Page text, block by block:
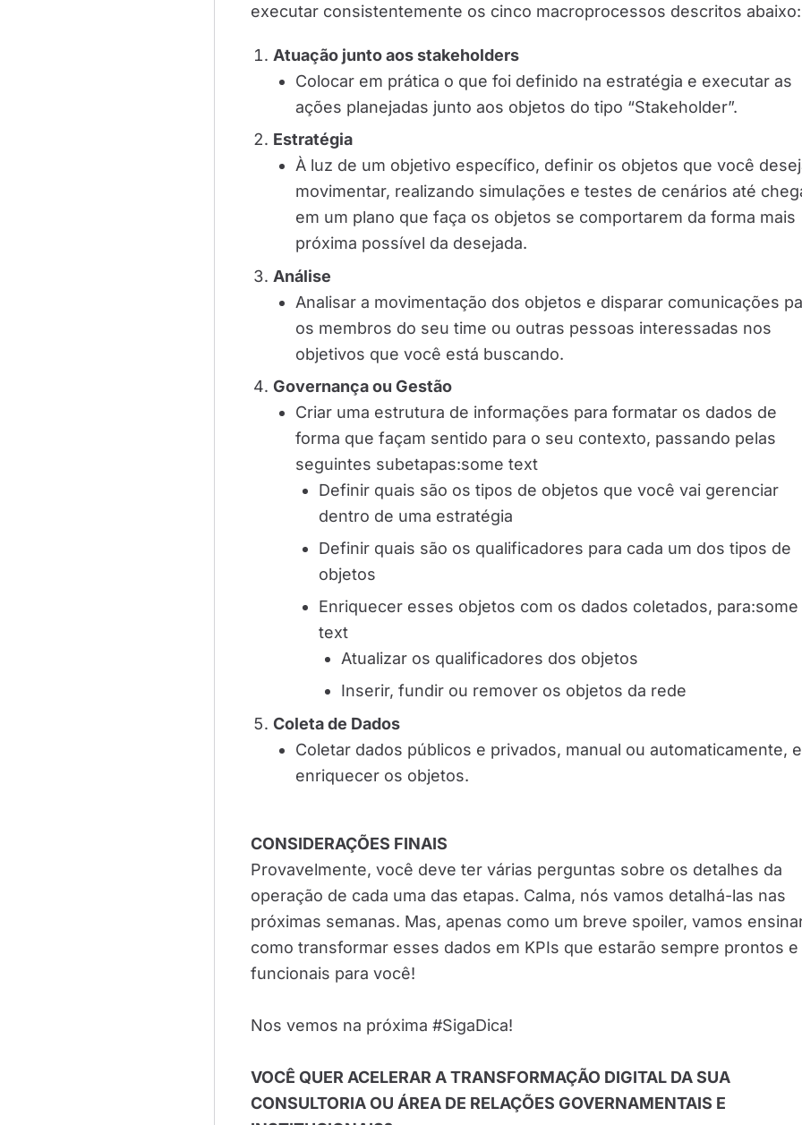
executar consistentemente os cinco macroprocessos descritos abaixo:
Atuação junto aos stakeholders
Colocar em prática o que foi definido na estratégia e executar as
ações planejadas junto aos objetos do tipo “Stakeholder”.
Estratégia
À luz de um objetivo específico, definir os objetos que você
movimentar, realizando simulações e testes de cenários até
em um plano que faça os objetos se comportarem da forma mais
próxima possível da desejada.
Análise
Analisar a movimentação dos objetos e disparar comunicações
os membros do seu time ou outras pessoas interessadas nos
objetivos que você está buscando.
Governança ou Gestão
Criar uma estrutura de informações para formatar os dados de
forma que façam sentido para o seu contexto, passando pelas
seguintes subetapas:some text
Definir quais são os tipos de objetos que você vai gerenciar
dentro de uma estratégia
Definir quais são os qualificadores para cada um dos tipos de
objetos
Enriquecer esses objetos com os dados coletados, para:some
text
Atualizar os qualificadores dos objetos
Inserir, fundir ou remover os objetos da rede
Coleta de Dados
Coletar dados públicos e privados, manual ou automaticamente, e
enriquecer os objetos.
CONSIDERAÇÕES FINAIS
Provavelmente, você deve ter várias perguntas sobre os detalhes da
operação de cada uma das etapas. Calma, nós vamos detalhá-las nas
próximas semanas. Mas, apenas como um breve spoiler, vamos
como transformar esses dados em KPIs que estarão sempre prontos e
funcionais para você!
Nos vemos na próxima #SigaDica!
VOCÊ QUER ACELERAR A TRANSFORMAÇÃO DIGITAL DA SUA
CONSULTORIA OU ÁREA DE RELAÇÕES GOVERNAMENTAIS E